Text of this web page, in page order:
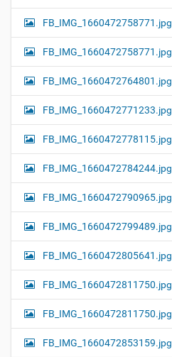
FB_IMG_1660472758771.jpg
FB_IMG_1660472758771.jpg
FB_IMG_1660472764801.jpg
FB_IMG_1660472771233.jpg
FB_IMG_1660472778115.jpg
FB_IMG_1660472784244.jpg
FB_IMG_1660472790965.jpg
FB_IMG_1660472799489.jpg
FB_IMG_1660472805641.jpg
FB_IMG_1660472811750.jpg
FB_IMG_1660472811750.jpg
FB_IMG_1660472853159.jpg